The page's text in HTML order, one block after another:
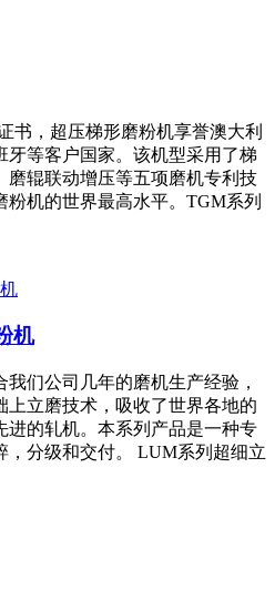
书，超压梯形磨粉机享誉澳大利
牙等客户国家。该机型采用了梯
磨辊联动增压等五项磨机专利技
粉机的世界最高水平。TGM系列
机
们公司几年的磨机生产经验，
上立磨技术，吸收了世界各地的
进的轧机。本系列产品是一种专
，分级和交付。 LUM系列超细立